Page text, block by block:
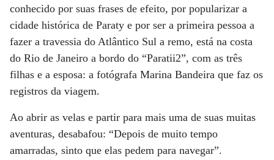
conhecido por suas frases de efeito, por popularizar a
cidade histórica de Paraty e por ser a primeira pessoa a
fazer a travessia do Atlântico Sul a remo, está na costa
do Rio de Janeiro a bordo do “Paratii2”, com as três
filhas e a esposa: a fotógrafa Marina Bandeira que faz os
registros da viagem.
Ao abrir as velas e partir para mais uma de suas muitas
aventuras, desabafou: “Depois de muito tempo
amarradas, sinto que elas pedem para navegar”.